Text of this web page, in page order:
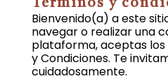
Términos y
Bienvenido(a) a este
navegar o realizar una
plataforma, aceptas
y Condiciones. Te
cuidadosamente.